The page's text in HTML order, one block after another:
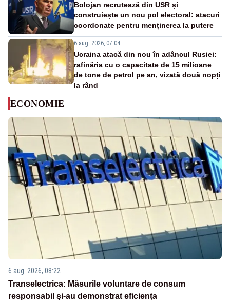
Bolojan recrutează din USR și
construiește un nou pol electoral: atacuri
coordonate pentru menținerea la putere
6 aug. 2026, 07:04
Ucraina atacă din nou în adâncul Rusiei:
rafinăria cu o capacitate de 15 milioane
de tone de petrol pe an, vizată două nopți
la rând
ECONOMIE
6 aug. 2026, 08:22
Transelectrica: Măsurile voluntare de consum
responsabil şi-au demonstrat eficienţa